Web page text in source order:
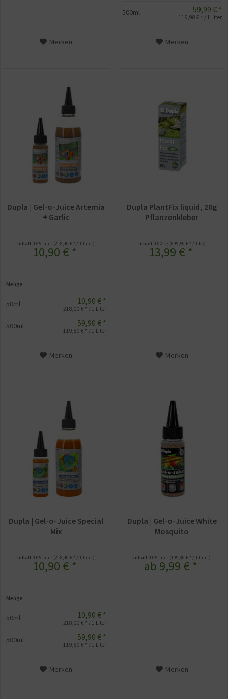
Merken
500ml 59,99 € *
119,98 € * / 1 Liter
Merken
Dupla | Gel-o-Juice Artemia
+ Garlic
Inhalt0.05 Liter (218,00 € * / 1 Liter)
10,90 € *
Menge
50ml 10,90 € *
218,00 € * / 1 Liter
500ml 59,90 € *
119,80 € * / 1 Liter
Merken
Dupla PlantFix liquid, 20g
Pflanzenkleber
Inhalt 0.02 kg (699,50 € * / 1 kg)
13,99 € *
Merken
Dupla | Gel-o-Juice Special
Mix
Inhalt0.05 Liter (218,00 € * / 1 Liter)
10,90 € *
Menge
50ml 10,90 € *
218,00 € * / 1 Liter
500ml 59,90 € *
119,80 € * / 1 Liter
Merken
Dupla | Gel-o-Juice White
Mosquito
Inhalt 0.05 Liter (199,80 € * / 1 Liter)
ab 9,99 € *
Merken